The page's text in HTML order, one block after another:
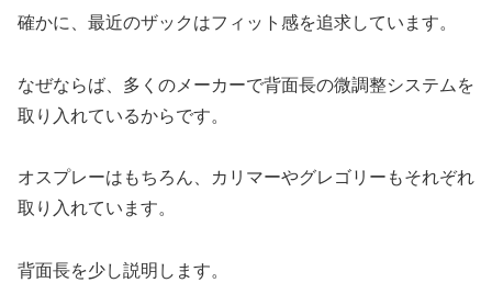
確かに、最近のザックはフィット感を追求しています。
なぜならば、多くのメーカーで背面長の微調整システムを
取り入れているからです。
オスプレーはもちろん、カリマーやグレゴリーもそれぞれ
取り入れています。
背面長を少し説明します。